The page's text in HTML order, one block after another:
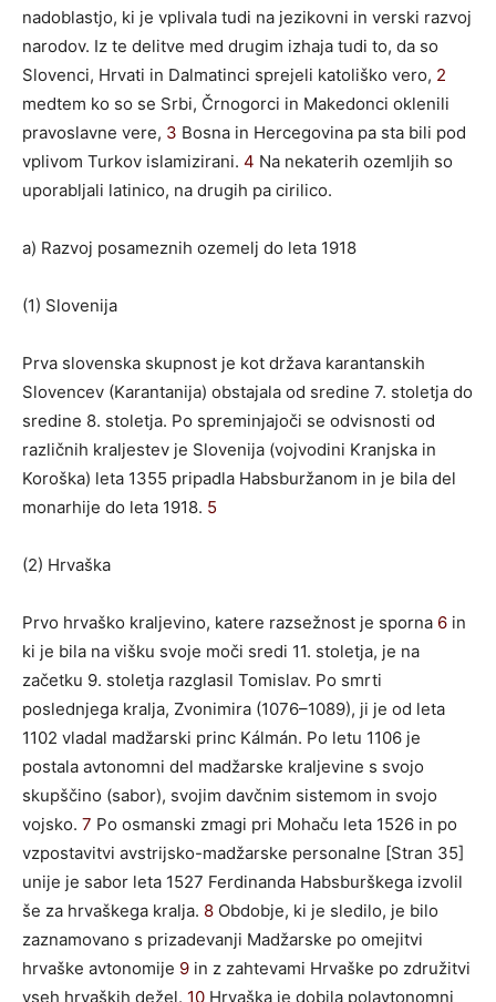
nadoblastjo, ki je vplivala tudi na jezikovni in verski razvoj
narodov. Iz te delitve med drugim izhaja tudi to, da so
Slovenci, Hrvati in Dalmatinci sprejeli katoliško vero, 2
medtem ko so se Srbi, Črnogorci in Makedonci oklenili
pravoslavne vere, 3 Bosna in Hercegovina pa sta bili pod
vplivom Turkov islamizirani. 4 Na nekaterih ozemljih so
uporabljali latinico, na drugih pa cirilico.
a) Razvoj posameznih ozemelj do leta 1918
(1) Slovenija
Prva slovenska skupnost je kot država karantanskih
Slovencev (Karantanija) obstajala od sredine 7. stoletja do
sredine 8. stoletja. Po spreminjajoči se odvisnosti od
različnih kraljestev je Slovenija (vojvodini Kranjska in
Koroška) leta 1355 pripadla Habsburžanom in je bila del
monarhije do leta 1918. 5
(2) Hrvaška
Prvo hrvaško kraljevino, katere razsežnost je sporna 6 in
ki je bila na višku svoje moči sredi 11. stoletja, je na
začetku 9. stoletja razglasil Tomislav. Po smrti
poslednjega kralja, Zvonimira (1076–1089), ji je od leta
1102 vladal madžarski princ Kálmán. Po letu 1106 je
postala avtonomni del madžarske kraljevine s svojo
skupščino (sabor), svojim davčnim sistemom in svojo
vojsko. 7 Po osmanski zmagi pri Mohaču leta 1526 in po
vzpostavitvi avstrijsko-madžarske personalne [Stran 35]
unije je sabor leta 1527 Ferdinanda Habsburškega izvolil
še za hrvaškega kralja. 8 Obdobje, ki je sledilo, je bilo
zaznamovano s prizadevanji Madžarske po omejitvi
hrvaške avtonomije 9 in z zahtevami Hrvaške po združitvi
vseh hrvaških dežel. 10 Hrvaška je dobila polavtonomni